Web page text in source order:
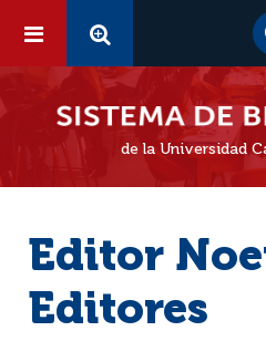
de la Universidad
Editor
Editores